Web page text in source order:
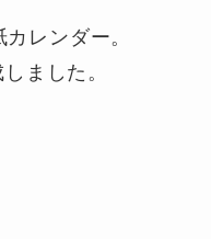
レンダー。
ました。